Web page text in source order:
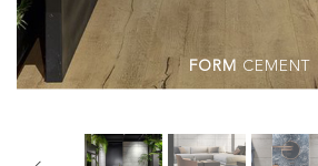
FORM CEMENT